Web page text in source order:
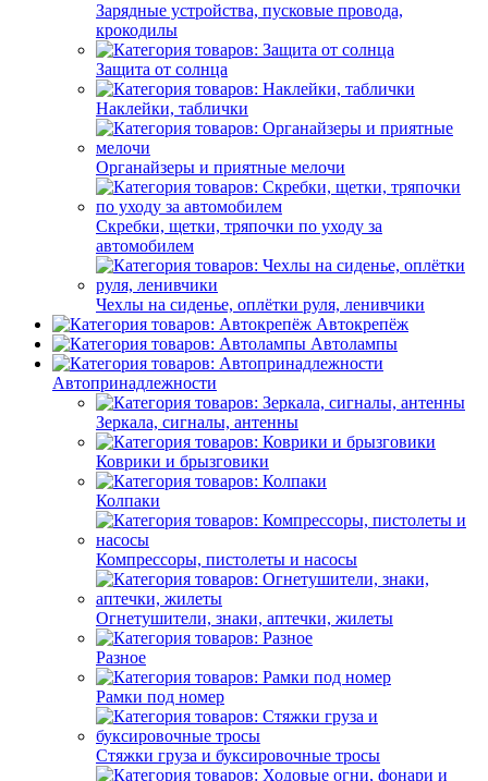
Зарядные устройства, пусковые провода,
крокодилы
Защита от солнца
Наклейки, таблички
Органайзеры и приятные мелочи
Скребки, щетки, тряпочки по уходу за
автомобилем
Чехлы на сиденье, оплётки руля, ленивчики
Автокрепёж
Автолампы
Автопринадлежности
Зеркала, сигналы, антенны
Коврики и брызговики
Колпаки
Компрессоры, пистолеты и насосы
Огнетушители, знаки, аптечки, жилеты
Разное
Рамки под номер
Стяжки груза и буксировочные тросы